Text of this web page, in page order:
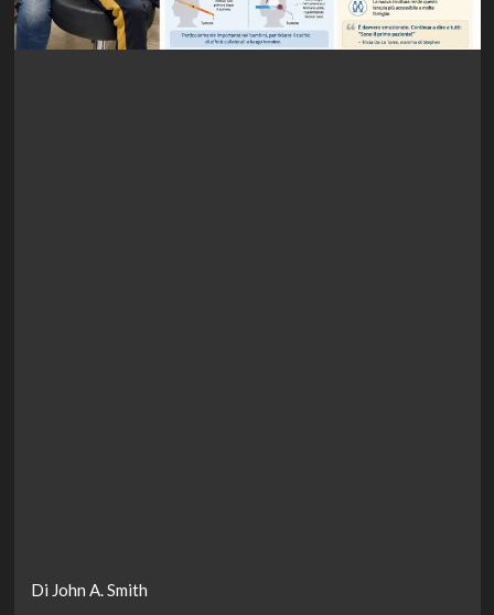
Di John A. Smith